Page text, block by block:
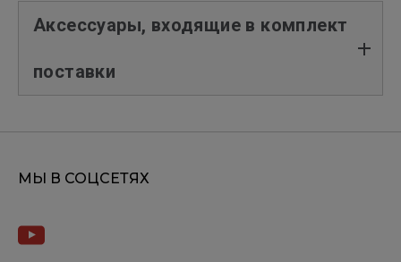
Аксессуары, входящие в комплект
поставки
МЫ В СОЦСЕТЯХ